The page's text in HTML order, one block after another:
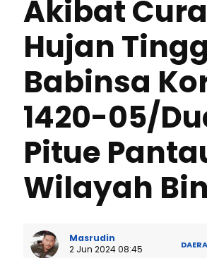
Akibat
Hujan
Babinsa
1420-05/
Pitue
Wilayah
Masrudin
2 Jun 2024 08:45